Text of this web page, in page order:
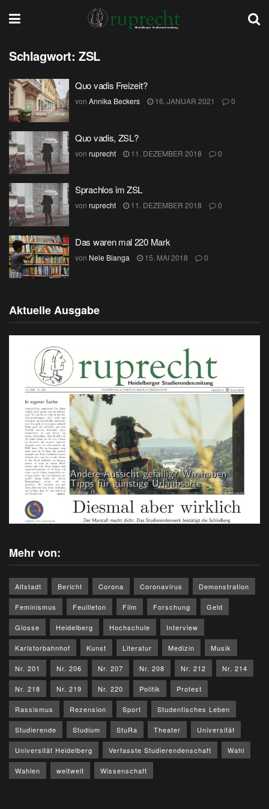
Schlagwort:ZSL
Quo vadis Freizeit?
von Annika Beckers 16. JANUAR 2021 0
Quo vadis, ZSL?
von ruprecht 11. DEZEMBER 2018 0
Sprachlos im ZSL
von ruprecht 11. DEZEMBER 2018 0
Das waren mal 220 Mark
von Nele Bianga 15. MAI 2018 0
Aktuelle Ausgabe
Mehr von:
Altstadt Bericht Corona Coronavirus Demonstration
Feminismus Feuilleton Film Forschung Geld
Glosse Heidelberg Hochschule Interview
Karlstorbahnhof Kunst Literatur Medizin Musik
Nr. 201 Nr. 206 Nr. 207 Nr. 208 Nr. 212 Nr. 214
Nr. 218 Nr. 219 Nr. 220 Politik Protest
Rassismus Rezension Sport Studentisches Leben
Studierende Studium StuRa Theater Universität
Universität Heidelberg Verfasste Studierendenschaft Wahl
Wahlen weltweit Wissenschaft